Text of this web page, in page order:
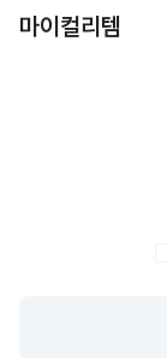
마이컬리템